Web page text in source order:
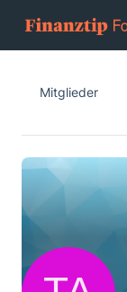
Mitglieder